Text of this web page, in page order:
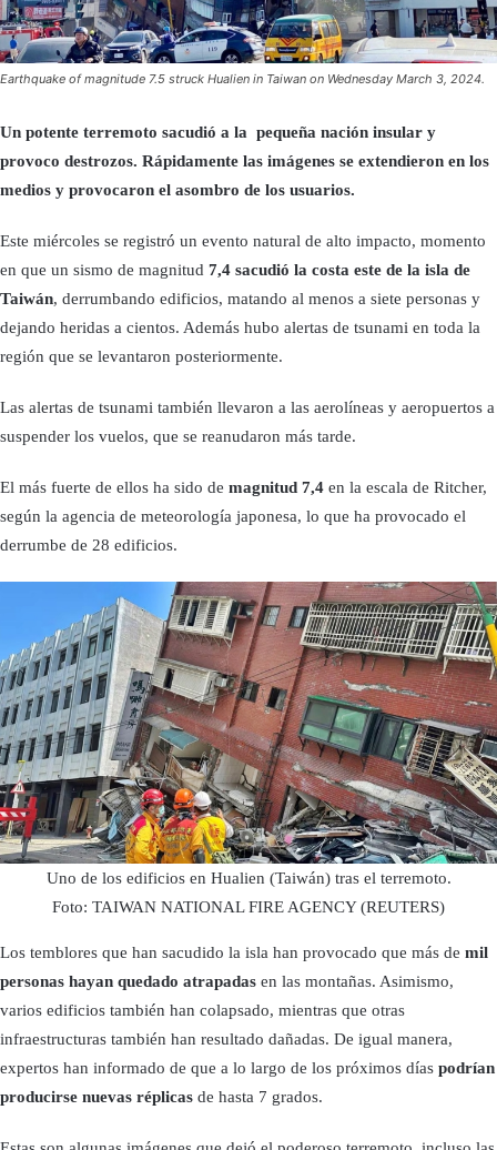
Earthquake of magnitude 7.5 struck Hualien in Taiwan on Wednesday March 3, 2024.
Un potente terremoto sacudió a la pequeña nación insular y
provoco destrozos. Rápidamente las imágenes se extendieron en los
medios y provocaron el asombro de los usuarios.
Este miércoles se registró un evento natural de alto impacto, momento
en que un sismo de magnitud 7,4 sacudió la costa este de la isla de
Taiwán, derrumbando edificios, matando al menos a siete personas y
dejando heridas a cientos. Además hubo alertas de tsunami en toda la
región que se levantaron posteriormente.
Las alertas de tsunami también llevaron a las aerolíneas y aeropuertos a
suspender los vuelos, que se reanudaron más tarde.
El más fuerte de ellos ha sido de magnitud 7,4 en la escala de Ritcher,
según la agencia de meteorología japonesa, lo que ha provocado el
derrumbe de 28 edificios.
Uno de los edificios en Hualien (Taiwán) tras el terremoto.
Foto: TAIWAN NATIONAL FIRE AGENCY (REUTERS)
Los temblores que han sacudido la isla han provocado que más de mil
personas hayan quedado atrapadas en las montañas. Asimismo,
varios edificios también han colapsado, mientras que otras
infraestructuras también han resultado dañadas. De igual manera,
expertos han informado de que a lo largo de los próximos días podrían
producirse nuevas réplicas de hasta 7 grados.